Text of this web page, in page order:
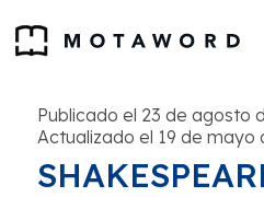
Publicado el 23 de agosto
Actualizado el 19 de mayo